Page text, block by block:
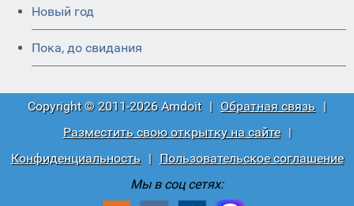
Новый год
Пока, до свидания
Copyright © 2011-2026 Amdoit | Обратная связь |
Разместить свою открытку на сайте
|
Конфиденциальность
|
Пользовательское соглашение
Мы в соц сетях: